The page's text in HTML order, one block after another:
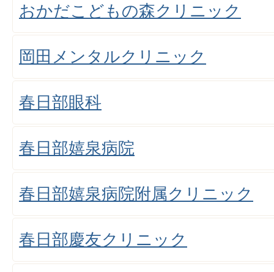
おかだこどもの森クリニック
岡田メンタルクリニック
春日部眼科
春日部嬉泉病院
春日部嬉泉病院附属クリニック
春日部慶友クリニック